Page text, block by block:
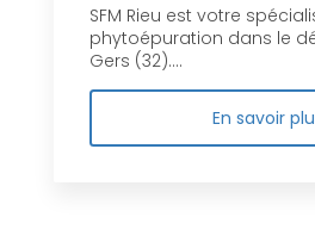
SFM Rieu est votre
phytoépuration dans le
Gers (32)....
En savoir